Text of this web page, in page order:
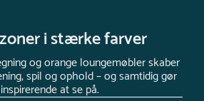
i stærke farver
og orange loungemøbler skaber
spil og ophold – og samtidig gør
at se på.